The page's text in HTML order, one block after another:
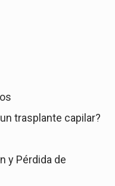
trasplante capilar?
y Pérdida de